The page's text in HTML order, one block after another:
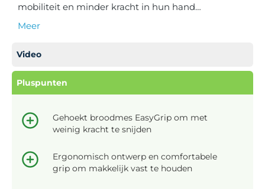
mobiliteit en minder kracht in hun hand…
Meer
Video
Pluspunten
Gehoekt broodmes EasyGrip om met
weinig kracht te snijden
Ergonomisch ontwerp en comfortabele
grip om makkelijk vast te houden